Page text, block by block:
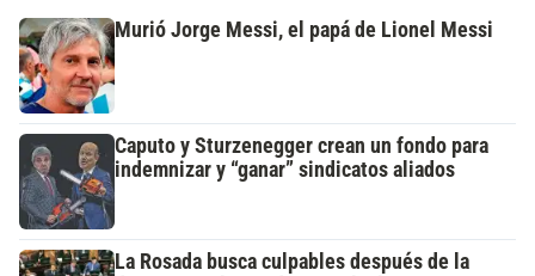
Murió Jorge Messi, el papá de Lionel Messi
Caputo y Sturzenegger crean un fondo para
indemnizar y “ganar” sindicatos aliados
La Rosada busca culpables después de la